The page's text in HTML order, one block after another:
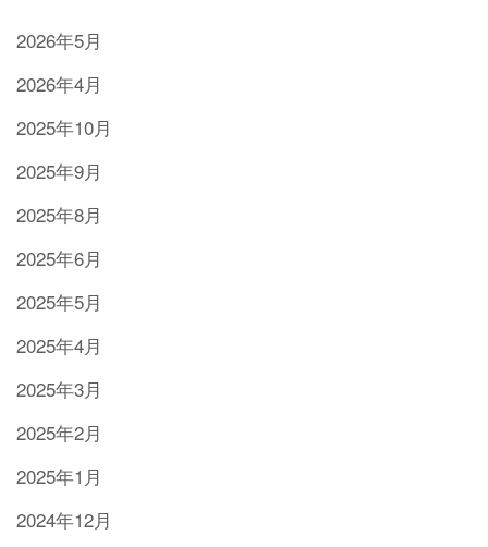
2026年5月
2026年4月
2025年10月
2025年9月
2025年8月
2025年6月
2025年5月
2025年4月
2025年3月
2025年2月
2025年1月
2024年12月